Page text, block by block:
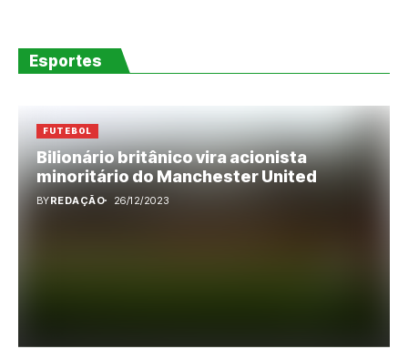
Esportes
FUTEBOL
Bilionário britânico vira acionista
minoritário do Manchester United
BYREDAÇÃO 26/12/2023